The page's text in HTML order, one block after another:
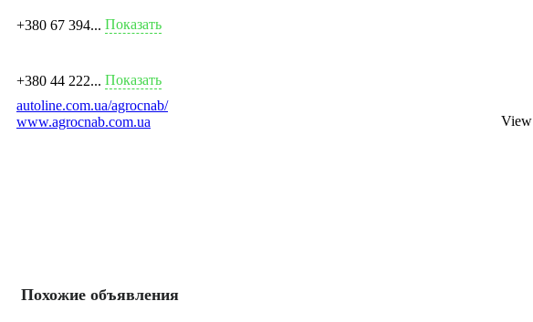
+380 67 394... Показать
+380 44 222... Показать
autoline.com.ua/agrocnab/
www.agrocnab.com.ua
View
Похожие объявления